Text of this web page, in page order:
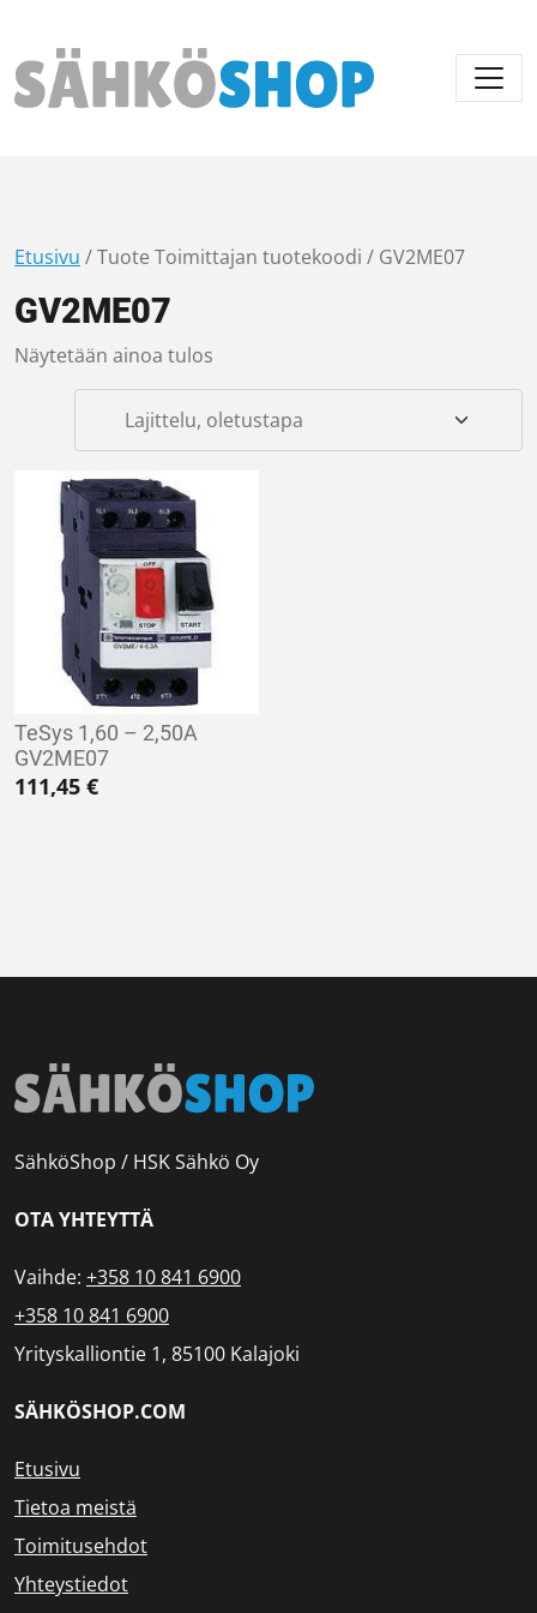
Päävalikko
Etusivu / Tuote Toimittajan tuotekoodi / GV2ME07
GV2ME07
Näytetään ainoa tulos
TeSys 1,60 – 2,50A
GV2ME07
111,45 €
SähköShop / HSK Sähkö Oy
OTA YHTEYTTÄ
Vaihde: +358 10 841 6900
+358 10 841 6900
Yrityskalliontie 1, 85100 Kalajoki
SÄHKÖSHOP.COM
Etusivu
Tietoa meistä
Toimitusehdot
Yhteystiedot